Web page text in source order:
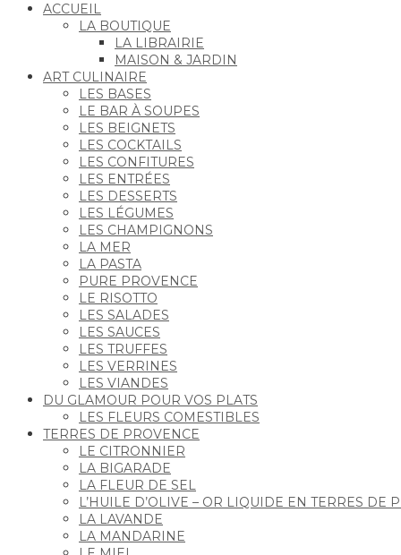
ACCUEIL
LA BOUTIQUE
LA LIBRAIRIE
MAISON & JARDIN
ART CULINAIRE
LES BASES
LE BAR À SOUPES
LES BEIGNETS
LES COCKTAILS
LES CONFITURES
LES ENTRÉES
LES DESSERTS
LES LÉGUMES
LES CHAMPIGNONS
LA MER
LA PASTA
PURE PROVENCE
LE RISOTTO
LES SALADES
LES SAUCES
LES TRUFFES
LES VERRINES
LES VIANDES
DU GLAMOUR POUR VOS PLATS
LES FLEURS COMESTIBLES
TERRES DE PROVENCE
LE CITRONNIER
LA BIGARADE
LA FLEUR DE SEL
L’HUILE D’OLIVE – OR LIQUIDE EN TERRES DE
LA LAVANDE
LA MANDARINE